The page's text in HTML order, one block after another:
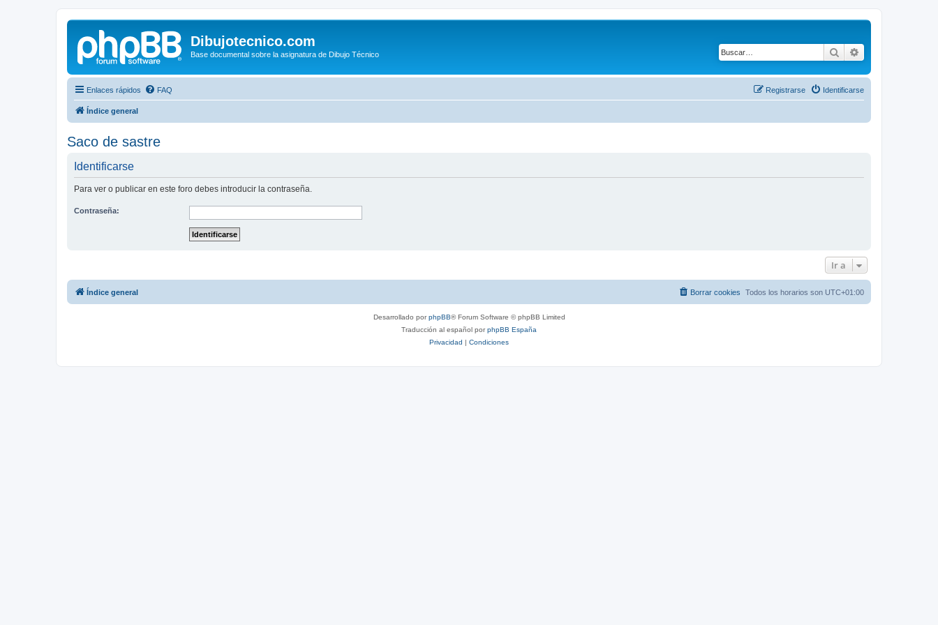
Dibujotecnico.com
Base documental sobre la asignatura de Dibujo Técnico Buscar
Enlaces rápidos FAQ Identificarse
Registrarse
Índice general
Saco de sastre
Identificarse
Para ver o publicar en este foro debes introducir la contraseña.
Contraseña:
Ir a
Índice general Todos los horarios son UTC+01:00
Borrar cookies
Desarrollado porphpBB® Forum Software © phpBB Limited
Traducción al español porphpBB España
Privacidad | Condiciones